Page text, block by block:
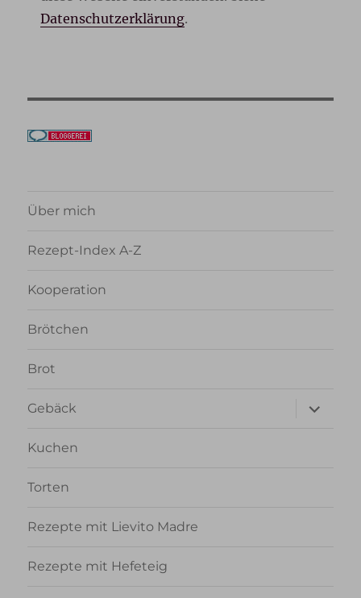
Datenschutzerklärung.
Über mich
Rezept-Index A-Z
Kooperation
Brötchen
Brot
Gebäck
anzeigen
Kuchen
Torten
Rezepte mit Lievito Madre
Rezepte mit Hefeteig